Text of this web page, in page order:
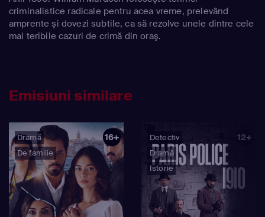
criminalistice radicale pentru acea vreme, prelevând
amprente şi dovezi subtile, ca să rezolve unele dintre cele
mai teribile cazuri de crimă din oraş.
Emisiuni similare
Dramă
De familie
16+
Detectiv
Dramă
Istorie
12+